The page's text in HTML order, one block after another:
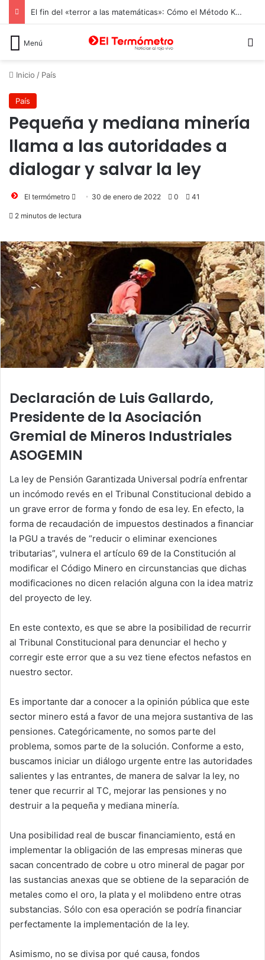
El fin del «terror a las matemáticas»: Cómo el Método Kumon conquista a Chile desde la autonomía y la neurociencia
Menú
Inicio / País
País
Pequeña y mediana minería
llama a las autoridades a
dialogar y salvar la ley
El termómetro
Send 30 de enero de 2022 0 41
2 minutos de lectura
Declaración de Luis Gallardo,
Presidente de la Asociación
Gremial de Mineros Industriales
ASOGEMIN
La ley de Pensión Garantizada Universal podría enfrentar
un incómodo revés en el Tribunal Constitucional debido a
un grave error de forma y fondo de esa ley. En efecto, la
forma de recaudación de impuestos destinados a financiar
la PGU a través de “reducir o eliminar exenciones
tributarias”, vulnera el artículo 69 de la Constitución al
modificar el Código Minero en circunstancias que dichas
modificaciones no dicen relación alguna con la idea matriz
del proyecto de ley.
En este contexto, es que se abre la posibilidad de recurrir
al Tribunal Constitucional para denunciar el hecho y
corregir este error que a su vez tiene efectos nefastos en
nuestro sector.
Es importante dar a conocer a la opinión pública que este
sector minero está a favor de una mejora sustantiva de las
pensiones. Categóricamente, no somos parte del
problema, somos parte de la solución. Conforme a esto,
buscamos iniciar un diálogo urgente entre las autoridades
salientes y las entrantes, de manera de salvar la ley, no
tener que recurrir al TC, mejorar las pensiones y no
destruir a la pequeña y mediana minería.
Una posibilidad real de buscar financiamiento, está en
implementar la obligación de las empresas mineras que
sacan concentrado de cobre u otro mineral de pagar por
las sustancias anexas que se obtiene de la separación de
metales como el oro, la plata y el molibdeno entre otras
substancias. Sólo con esa operación se podría financiar
perfectamente la implementación de la ley.
Asimismo, no se divisa por qué causa, fondos